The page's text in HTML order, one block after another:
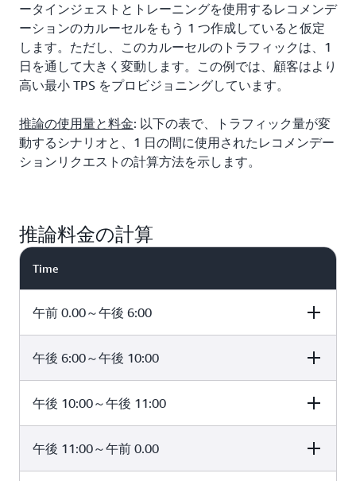
ータインジェストとトレーニングを使用するレコメンデ
ーションのカルーセルをもう 1 つ作成していると仮定
します。ただし、このカルーセルのトラフィックは、1
日を通して大きく変動します。この例では、顧客はより
高い最小 TPS をプロビジョニングしています。
推論の使用量と料金: 以下の表で、トラフィック量が変
動するシナリオと、1 日の間に使用されたレコメンデー
ションリクエストの計算方法を示します。
推論料金の計算
Time
午前 0.00～午後 6:00
Time (hours
minProvisioned
Minimum
transactions per
hour (min.
Provisioned
3,600 seconds
hour)
午後 6:00～午後 10:00
Time (hours
minProvisioned
Minimum
transactions per
hour (min.
午後 10:00～午後 11:00
Time (hours
minProvisioned
Minimum
午後 11:00～午前 0.00